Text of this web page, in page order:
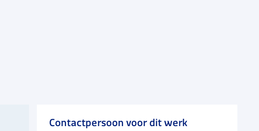
Contactpersoon voor dit werk